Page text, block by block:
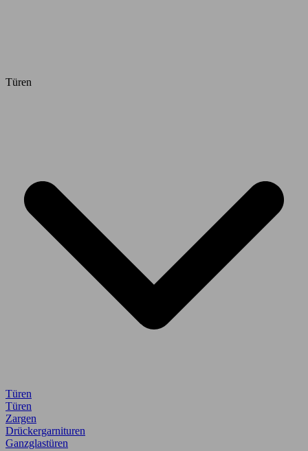
Türen
Türen
Türen
Zargen
Drückergarnituren
Ganzglastüren